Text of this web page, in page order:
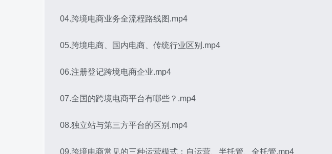
04.跨境电商业务全流程路线图.mp4
05.跨境电商、国内电商、传统行业区别.mp4
06.注册登记跨境电商企业.mp4
07.全国的跨境电商平台有哪些？.mp4
08.独立站与第三方平台的区别.mp4
09.跨境电商常见的三种运营模式：自运营、半托管、全托管.mp4